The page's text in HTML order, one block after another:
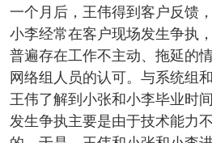
一个月后，王伟得到客户反馈
小李经常在客户现场发生争执
普遍存在工作不主动、拖延的
网络组人员的认可。与系统组
王伟了解到小张和小李毕业时
发生争执主要是由于技术能力